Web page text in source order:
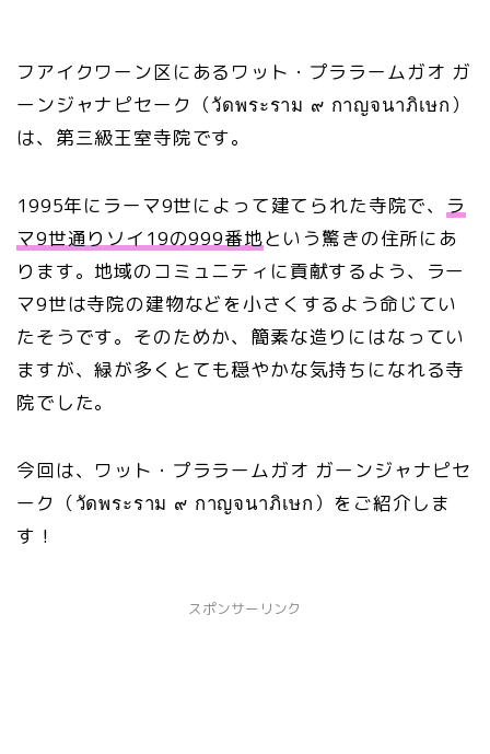
フアイクワーン区にあるワット・プララームガオ ガ
ーンジャナピセーク（วัดพระราม ๙ กาญจนาภิเษก）
は、第三級王室寺院です。
1995年にラーマ9世によって建てられた寺院で、 ラ
マ9世通りソイ19の999番地という驚きの住所にあ
ります。地域のコミュニティに貢献するよう、ラー
マ9世は寺院の建物などを小さくするよう命じてい
たそうです。そのためか、簡素な造りにはなってい
ますが、緑が多くとても穏やかな気持ちになれる寺
院でした。
今回は、ワット・プララームガオ ガーンジャナピセ
ーク（วัดพระราม ๙ กาญจนาภิเษก）をご紹介しま
す！
スポンサーリンク